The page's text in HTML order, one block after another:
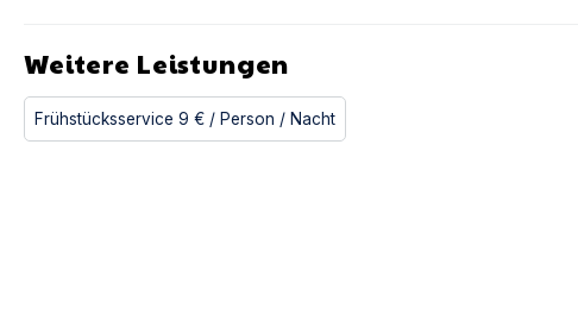
Weitere Leistungen
Frühstücksservice 9 € / Person / Nacht